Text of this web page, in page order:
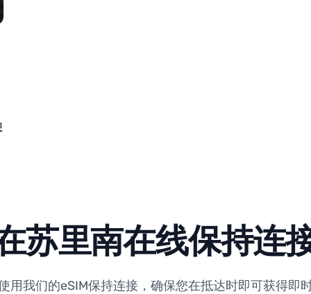
苏里南在线保持连
用我们的eSIM保持连接，确保您在抵达时即可获得即